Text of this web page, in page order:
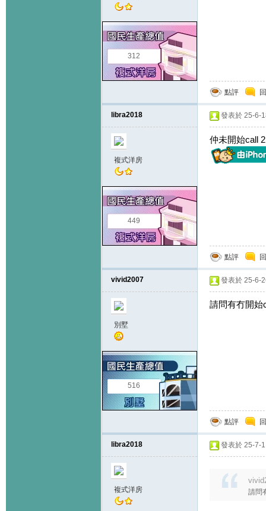
312
點評
libra2018
複式洋房
449
發表於 25-6-
仲未開始call
點評
vivid2007
別墅
516
發表於 25-6-
請問有冇開始
點評
libra2018
複式洋房
發表於 25-7-
請問